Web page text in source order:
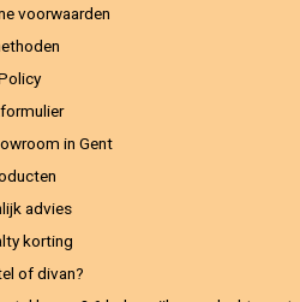
voorwaarden
in Gent
advies
korting
of divan?